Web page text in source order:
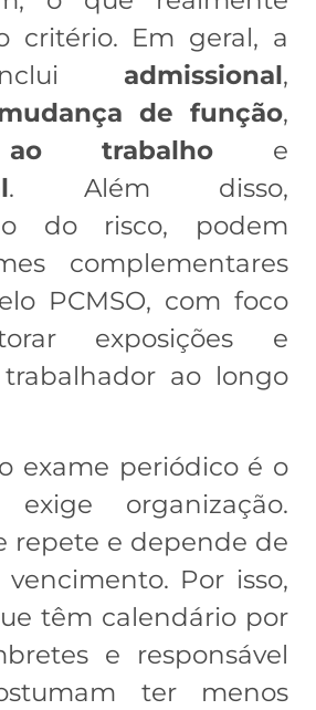
critério. Em geral, a
admissional,
de função,
trabalho e
. Além disso,
do risco, podem
complementares
PCMSO, com foco
exposições e
ao longo
exame periódico é o
organização.
repete e depende de
Por isso,
têm calendário por
e responsável
ter menos